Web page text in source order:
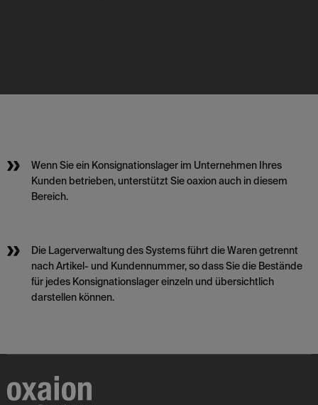
Wenn Sie ein Konsignationslager im Unternehmen Ihres
Kunden betrieben, unterstützt Sie oaxion auch in diesem
Bereich.
Die Lagerverwaltung des Systems führt die Waren getrennt
nach Artikel- und Kundennummer, so dass Sie die Bestände
für jedes Konsignationslager einzeln und übersichtlich
darstellen können.